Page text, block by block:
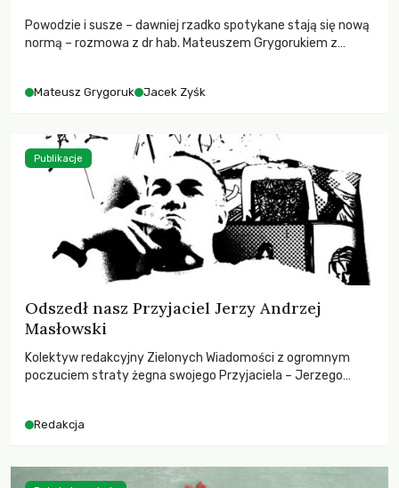
Powodzie i susze – dawniej rzadko spotykane stają się nową
normą – rozmowa z dr hab. Mateuszem Grygorukiem z
Mateusz Grygoruk Jacek Zyśk
Odszedł nasz Przyjaciel Jerzy Andrzej
Masłowski
Kolektyw redakcyjny Zielonych Wiadomości z ogromnym
poczuciem straty żegna swojego Przyjaciela – Jerzego
Redakcja
Publikacje